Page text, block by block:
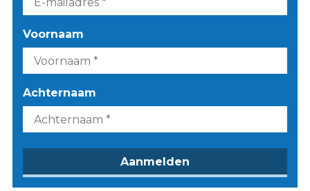
Voornaam
Achternaam